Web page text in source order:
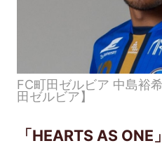
FC町田ゼルビア 中島裕
田ゼルビア】
「HEARTS AS